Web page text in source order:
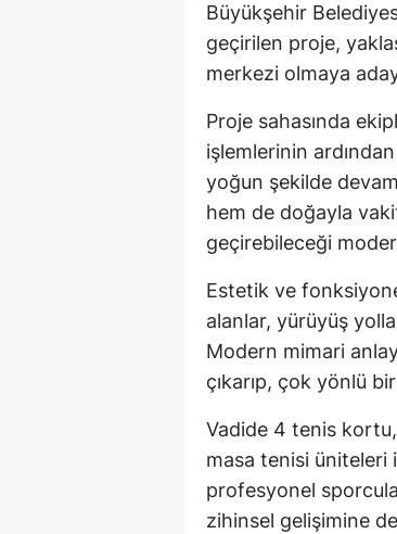
Büyükşehir
geçirilen proje,
merkezi olmaya
Proje sahasında
işlemlerinin
yoğun şekilde
hem de doğayla
geçirebileceği
Estetik ve
alanlar, yürüyüş
Modern mimari
çıkarıp, çok yönlü
Vadide 4 tenis
masa tenisi üniteleri
profesyonel
zihinsel gelişimine